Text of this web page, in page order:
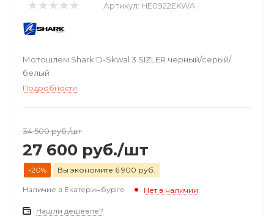
Артикул: HE0922EKWA
Мотошлем Shark D-Skwal 3 SIZLER черный/серый/
белый
Подробности
34 500руб./шт
27 600 руб./шт
-20% Вы экономите 6 900 руб.
Наличие в Екатеринбурге Нет в наличии
Нашли дешевле?